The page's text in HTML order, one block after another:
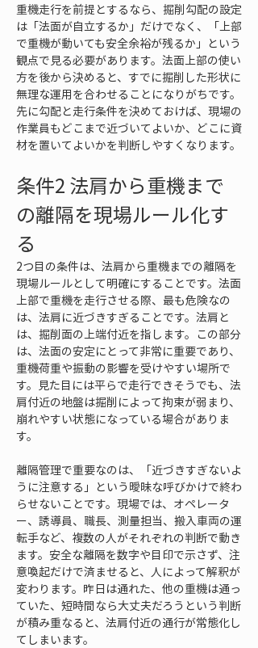
重機走行を前提とするなら、掘削勾配の設定
は「法面が自立するか」だけでなく、「上部
で重機が動いても安全余裕が残るか」という
観点で見る必要があります。法面上部の使い
方を後から決めると、すでに掘削した形状に
無理な運用を合わせることになりがちです。
先に勾配と走行条件を決めておけば、現場の
作業員もどこまで近づいてよいか、どこに資
材を置いてよいかを判断しやすくなります。
条件2 法肩から重機まで
の離隔を現場ルール化す
る
2つ目の条件は、法肩から重機までの離隔を
現場ルールとして明確にすることです。法面
上部で重機を走行させる際、最も危険なの
は、法肩に近づきすぎることです。法肩と
は、掘削面の上端付近を指します。この部分
は、法面の安定にとって非常に重要であり、
重機荷重や振動の影響を受けやすい場所で
す。見た目には平らで走行できそうでも、法
肩付近の地盤は掘削によって拘束が弱まり、
崩れやすい状態になっている場合がありま
す。
離隔管理で重要なのは、「近づきすぎないよ
うに注意する」という曖昧な呼びかけで終わ
らせないことです。現場では、オペレータ
ー、誘導員、職長、測量担当、搬入車両の運
転手など、複数の人がそれぞれの判断で動き
ます。安全な離隔を数字や目印で示さず、注
意喚起だけで済ませると、人によって解釈が
変わります。昨日は通れた、他の重機は通っ
ていた、短時間なら大丈夫だろうという判断
が積み重なると、法肩付近の通行が常態化し
てしまいます。